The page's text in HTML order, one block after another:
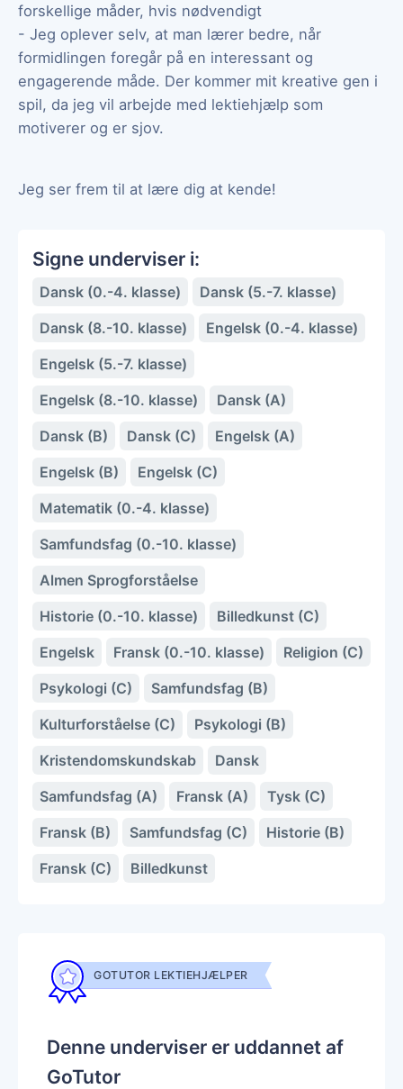
forskellige måder, hvis nødvendigt
- Jeg oplever selv, at man lærer bedre, når
formidlingen foregår på en interessant og
engagerende måde. Der kommer mit kreative gen i
spil, da jeg vil arbejde med lektiehjælp som
motiverer og er sjov.
Jeg ser frem til at lære dig at kende!
Signe underviser i:
Dansk (0.-4. klasse)
Dansk (5.-7. klasse)
Dansk (8.-10. klasse)
Engelsk (0.-4. klasse)
Engelsk (5.-7. klasse)
Engelsk (8.-10. klasse)
Dansk (A)
Dansk (B)
Dansk (C)
Engelsk (A)
Engelsk (B)
Engelsk (C)
Matematik (0.-4. klasse)
Samfundsfag (0.-10. klasse)
Almen Sprogforståelse
Historie (0.-10. klasse)
Billedkunst (C)
Engelsk
Fransk (0.-10. klasse)
Religion (C)
Psykologi (C)
Samfundsfag (B)
Kulturforståelse (C)
Psykologi (B)
Kristendomskundskab
Dansk
Samfundsfag (A)
Fransk (A)
Tysk (C)
Fransk (B)
Samfundsfag (C)
Historie (B)
Fransk (C)
Billedkunst
GOTUTOR LEKTIEHJÆLPER
Denne underviser er uddannet af
GoTutor